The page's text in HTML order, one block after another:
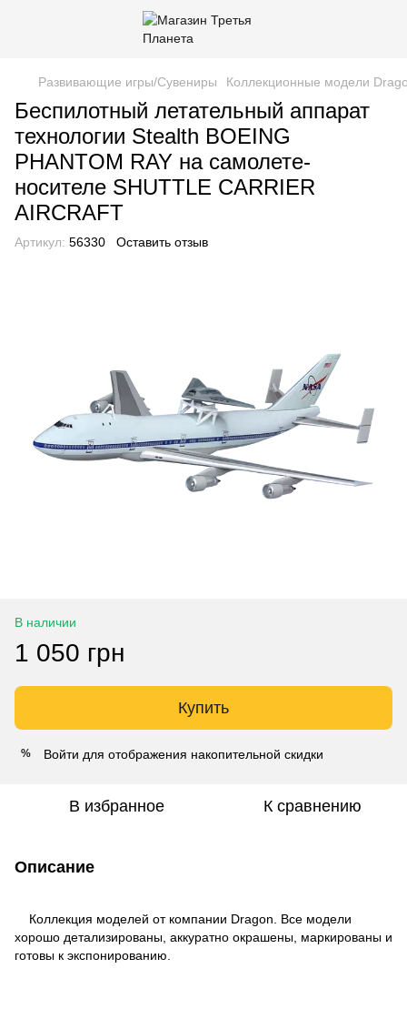
Развивающие игры/Сувениры Коллекционные модели
Беспилотный летательный аппарат
технологии Stealth BOEING
PHANTOM RAY на самолете-
носителе SHUTTLE CARRIER
AIRCRAFT
Артикул: 56330 Оставить отзыв
В наличии
1 050 грн
Купить
% Войти для отображения накопительной скидки
В избранное К сравнению
Описание
Коллекция моделей от компании Dragon. Все модели
хорошо детализированы, аккуратно окрашены, маркированы и
готовы к экспонированию.